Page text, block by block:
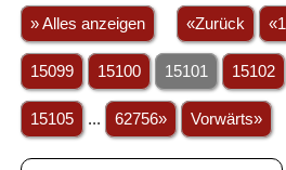
» Alles anzeigen «Zurück «1
15099 15100 15101 15102
15105 ... 62756» Vorwärts»